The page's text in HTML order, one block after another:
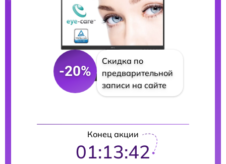
-20%
Скидка по
предварительной
записи на сайте
Конец акции
01:13:40